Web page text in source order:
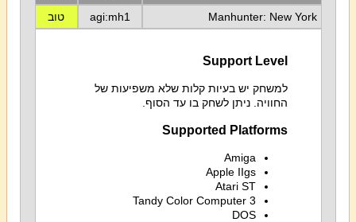
Manhunter: New York
agi:mh1 טוב
Support Level
למשחק יש בעיות קלות שלא משפיעות של
החוויה. ניתן לשחק בו עד הסוף.
Supported Platforms
Amiga
Apple IIgs
Atari ST
Tandy Color Computer 3
DOS